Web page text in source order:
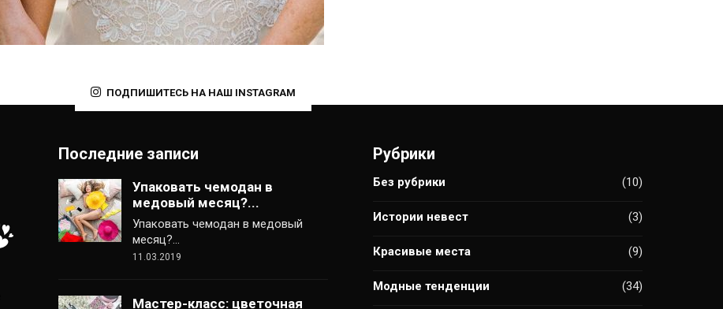
ПОДПИШИТЕСЬ НА НАШ INSTAGRAM
Последние записи
Упаковать чемодан в
медовый месяц?...
Упаковать чемодан в медовый
месяц?…
11.03.2019
Мастер-класс: цветочная
Рубрики
Без рубрики (10)
Истории невест (3)
Красивые места (9)
Модные тенденции (34)